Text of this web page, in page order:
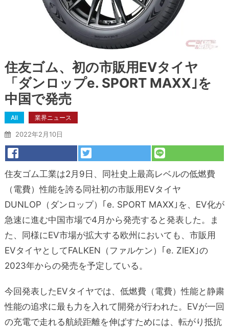
住友ゴム、初の市販用EVタイヤ
「ダンロップe. SPORT MAXX｣を
中国で発売
All 業界ニュース
2022年2月10日
住友ゴム工業は2月9日、同社史上最高レベルの低燃費
（電費）性能を誇る同社初の市販用EVタイヤ
DUNLOP（ダンロップ）｢e. SPORT MAXX｣を、EV化が
急速に進む中国市場で4月から発売すると発表した。ま
た、同様にEV市場が拡大する欧州においても、市販用
EVタイヤとしてFALKEN（ファルケン）｢e. ZIEX｣の
2023年からの発売を予定している。
今回発表したEVタイヤでは、低燃費（電費）性能と静粛
性能の追求に最も力を入れて開発が行われた。EVが一回
の充電で走れる航続距離を伸ばすためには、転がり抵抗